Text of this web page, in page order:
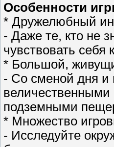
Особенности
* Дружелюбный
- Даже те, кто не
чувствовать себя
* Большой,
- Со сменой дня и
подземными
* Множество
- Исследуйте